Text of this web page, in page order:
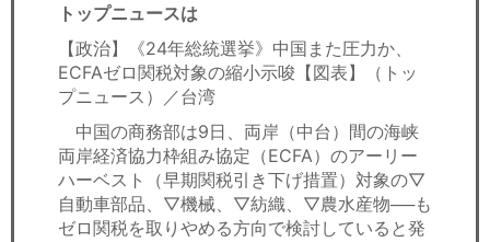
トップニュースは
【政治】《24年総統選挙》中国また圧力か、
ECFAゼロ関税対象の縮小示唆【図表】（トッ
プニュース）／台湾
中国の商務部は9日、両岸（中台）間の海峡
両岸経済協力枠組み協定（ECFA）のアーリー
ハーベスト（早期関税引き下げ措置）対象の▽
自動車部品、▽機械、▽紡織、▽農水産物──も
ゼロ関税を取りやめる方向で検討していると発